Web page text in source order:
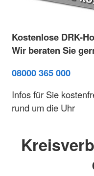
Kostenlose DRK-
Wir beraten Sie
08000 365 000
Infos für Sie
rund um die Uhr